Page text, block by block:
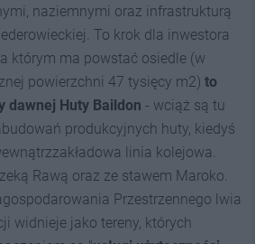
naziemnymi oraz infrastrukturą
To krok dla inwestora
którym ma powstać osiedle (w
powierzchni 47 tysięcy m2) to
dawnej Huty Baildon - wciąż są tu
produkcyjnych huty, kiedyś
linia kolejowa.
Rawą oraz ze stawem Maroko.
Przestrzennego lwia
widnieje jako tereny, których